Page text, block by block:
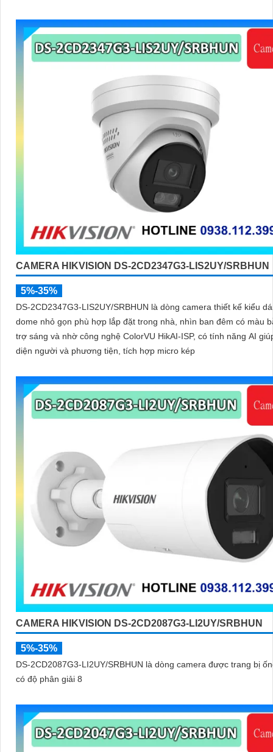
CAMERA HIKVISION DS-2CD2347G3-LIS2UY/SRBHUN
5%-35%
DS-2CD2347G3-LIS2UY/SRBHUN là dòng camera thiết kế kiểu
dome nhỏ gọn phù hợp lắp đặt trong nhà, nhìn ban đêm có màu
trợ sáng và nhờ công nghệ ColorVU HikAI-ISP, có tính năng AI
diện người và phương tiện, tích hợp micro kép
CAMERA HIKVISION DS-2CD2087G3-LI2UY/SRBHUN
5%-35%
DS-2CD2087G3-LI2UY/SRBHUN là dòng camera được trang bị
có độ phân giải 8